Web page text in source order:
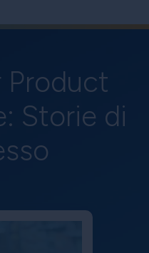
Product
Storie di